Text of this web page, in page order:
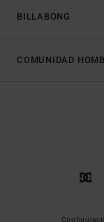
BILLABONG
COMUNIDAD